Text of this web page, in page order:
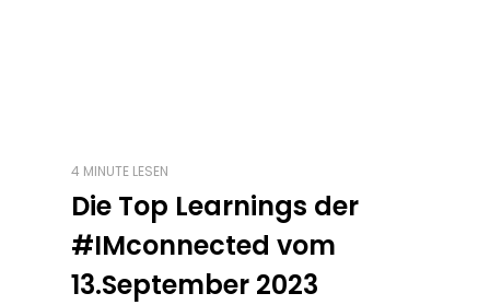
4 MINUTE LESEN
Die Top Learnings der
#IMconnected vom
13.September 2023